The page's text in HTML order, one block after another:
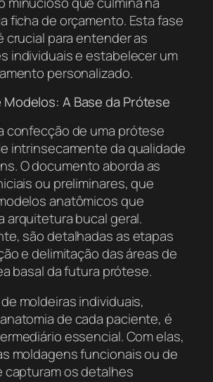
ficha de orçamento. Esta fase
crucial para entender as
individuais e estabelecer um
personalizado.
A Base da Prótese
confecção de uma prótese
intrinsecamente da qualidade
O documento aborda as
ou preliminares, que
anatômicos que
arquitetura bucal geral.
são detalhadas as etapas
e delimitação das áreas de
basal da futura prótese.
moldeiras individuais,
de cada paciente, é
essencial. Com elas,
moldagens funcionais ou de
capturam os detalhes